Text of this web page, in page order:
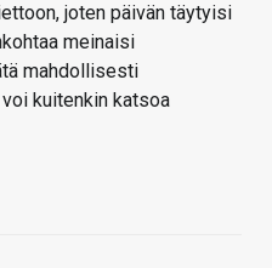
joten päivän täytyisi
meinaisi
mahdollisesti
kuitenkin katsoa